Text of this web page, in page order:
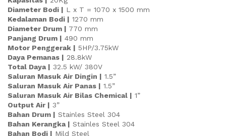
Diameter Bodi | L x T = 1070 x 1500 mm
Kedalaman Bodi | 1270 mm
Diameter Drum | 770 mm
Panjang Drum | 490 mm
Motor Penggerak | 5HP/3.75kW
Daya Pemanas | 28.8kW
Total Daya | 32.5 kW/ 380V
Saluran Masuk Air Dingin | 1.5”
Saluran Masuk Air Panas | 1.5”
Saluran Masuk Air Bilas Chemical | 1”
Output Air | 3”
Bahan Drum | Stainles Steel 304
Bahan Kerangka | Stainles Steel 304
Bahan Bodi | Mild Steel